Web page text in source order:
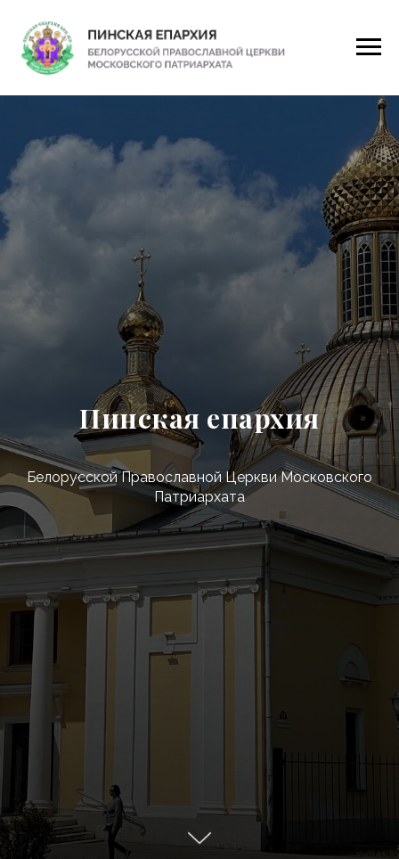
Пинская епархия
Белорусской Православной Церкви Московского
Патриархата